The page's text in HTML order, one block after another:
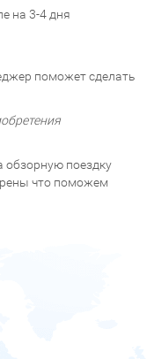
на 3-4 дня
поможет сделать
поездку
что поможем